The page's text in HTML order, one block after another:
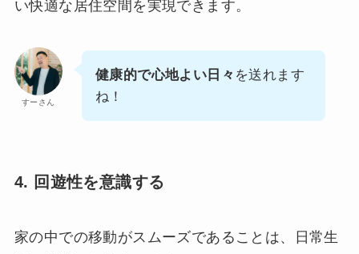
い快適な居住空間を実現できます。
すーさん
健康的で心地よい日々 を送れます
ね！
4. 回遊性を意識する
家の中での移動がスムーズであることは、日常生